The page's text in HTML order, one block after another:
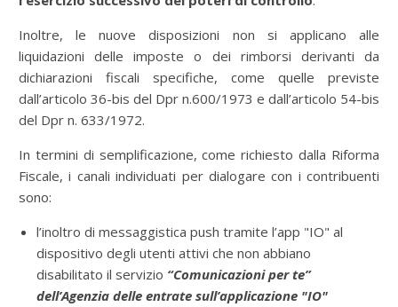
Inoltre, le nuove disposizioni non si applicano alle
liquidazioni delle imposte o dei rimborsi derivanti da
dichiarazioni fiscali specifiche, come quelle previste
dall’articolo 36-bis del Dpr n.600/1973 e dall’articolo 54-bis
del Dpr n. 633/1972.
In termini di semplificazione, come richiesto dalla Riforma
Fiscale, i canali individuati per dialogare con i contribuenti
sono:
l’inoltro di messaggistica push tramite l’app "IO" al
dispositivo degli utenti attivi che non abbiano
disabilitato il servizio “Comunicazioni per te”
dell’Agenzia delle entrate sull’applicazione "IO"